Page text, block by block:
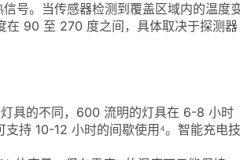
号。当传感器检测到覆盖区域内的温度
在 90 至 270 度之间，具体取决于探测器
具的不同，600 流明的灯具在 6-8 小时
持 10-12 小时的间歇使用⁴。智能充电技